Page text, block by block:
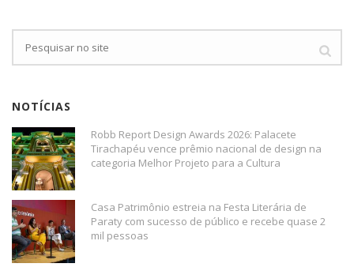
NOTÍCIAS
Robb Report Design Awards 2026: Palacete
Tirachapéu vence prêmio nacional de design na
categoria Melhor Projeto para a Cultura
Casa Patrimônio estreia na Festa Literária de
Paraty com sucesso de público e recebe quase 2
mil pessoas